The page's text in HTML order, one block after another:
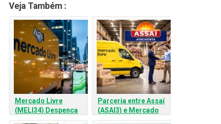
Veja Também :
Mercado Livre
(MELI34) Despenca
10% após Balanço
Parceria entre Assaí
(ASAI3) e Mercado
Livre (MELI34):